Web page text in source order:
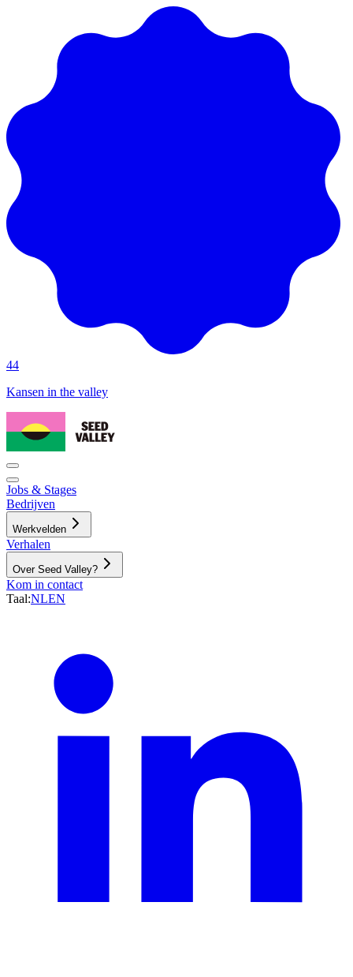
44
Kansen in the valley
Jobs & Stages
Bedrijven
Werkvelden
Verhalen
Over Seed Valley?
Kom in contact
Taal:NLEN